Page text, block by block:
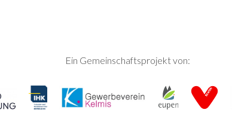
Ein Gemeinschaftsprojekt von: